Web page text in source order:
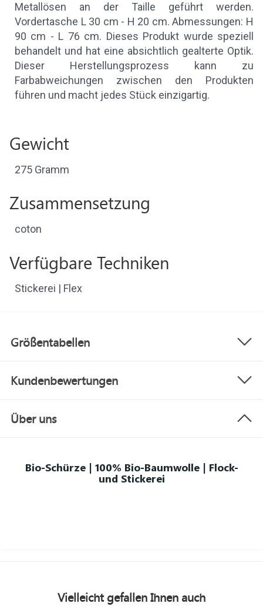
Metallösen an der Taille geführt werden.
Vordertasche L 30 cm - H 20 cm. Abmessungen: H
90 cm - L 76 cm. Dieses Produkt wurde speziell
behandelt und hat eine absichtlich gealterte Optik.
Dieser Herstellungsprozess kann zu
Farbabweichungen zwischen den Produkten
führen und macht jedes Stück einzigartig.
Gewicht
275 Gramm
Zusammensetzung
coton
Verfügbare Techniken
Stickerei | Flex
Größentabellen
Kundenbewertungen
Über uns
Bio-Schürze | 100% Bio-Baumwolle | Flock-
und Stickerei
Vielleicht gefallen Ihnen auch